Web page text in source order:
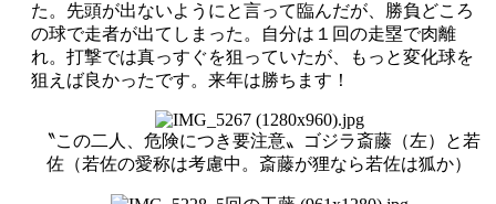
た。先頭が出ないようにと言って臨んだが、勝負どころ
の球で走者が出てしまった。自分は１回の走塁で肉離
れ。打撃では真っすぐを狙っていたが、もっと変化球を
狙えば良かったです。来年は勝ちます！
〝この二人、危険につき要注意〟ゴジラ斎藤（左）と若
佐（若佐の愛称は考慮中。斎藤が狸なら若佐は狐か）